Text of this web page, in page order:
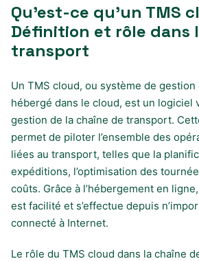
Qu’est-ce qu’un TMS
Définition et rôle dans
transport
Un TMS cloud, ou système de
hébergé dans le cloud, est un logiciel
gestion de la chaîne de transport.
permet de piloter l’ensemble des
liées au transport, telles que la
expéditions, l’optimisation des
coûts. Grâce à l’hébergement en
est facilité et s’effectue depuis
connecté à Internet.
Le rôle du TMS cloud dans la chaîne